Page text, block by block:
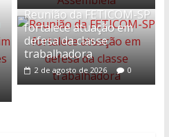
Reunião da FETICOM-SP
fortalece atuação em
defesa da classe
trabalhadora
2 de agosto de 2026 0